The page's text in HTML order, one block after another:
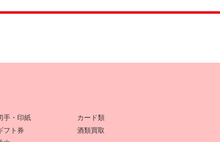
手・印紙
フト券
カード類
酒類買取